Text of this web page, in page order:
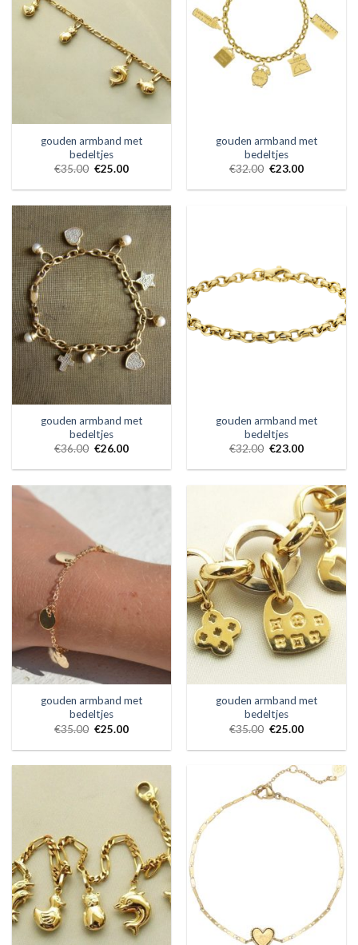
gouden armband met
bedeltjes
€35.00 €25.00
gouden armband met
bedeltjes
€32.00 €23.00
gouden armband met
bedeltjes
€36.00 €26.00
gouden armband met
bedeltjes
€32.00 €23.00
gouden armband met
bedeltjes
€35.00 €25.00
gouden armband met
bedeltjes
€35.00 €25.00